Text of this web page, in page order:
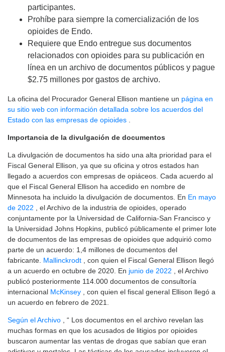
participantes.
Prohíbe para siempre la comercialización de los
opioides de Endo.
Requiere que Endo entregue sus documentos
relacionados con opioides para su publicación en
línea en un archivo de documentos públicos y pague
$2.75 millones por gastos de archivo.
La oficina del Procurador General Ellison mantiene un página en
su sitio web con información detallada sobre los acuerdos del
Estado con las empresas de opioides
Importancia de la divulgación de documentos
La divulgación de documentos ha sido una alta prioridad para el
Fiscal General Ellison, ya que su oficina y otros estados han
llegado a acuerdos con empresas de opiáceos. Cada acuerdo al
que el Fiscal General Ellison ha accedido en nombre de
Minnesota ha incluido la divulgación de documentos. En En mayo
de 2022 , el Archivo de la industria de opioides, operado
conjuntamente por la Universidad de California-San Francisco y
la Universidad Johns Hopkins, publicó públicamente el primer lote
de documentos de las empresas de opioides que adquirió como
parte de un acuerdo: 1,4 millones de documentos del
fabricante. Mallinckrodt , con quien el Fiscal General Ellison llegó
a un acuerdo en octubre de 2020. En junio de 2022 , el Archivo
publicó posteriormente 114.000 documentos de consultoría
internacional McKinsey , con quien el fiscal general Ellison llegó a
un acuerdo en febrero de 2021.
Según el Archivo , “ Los documentos en el archivo revelan las
muchas formas en que los acusados ​​de litigios por opioides
buscaron aumentar las ventas de drogas que sabían que eran